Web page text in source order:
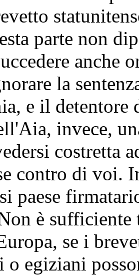
parte non
anche
la
e il detentore
invece,
costretta
contro di voi.
paese
è sufficiente
se i
o egiziani